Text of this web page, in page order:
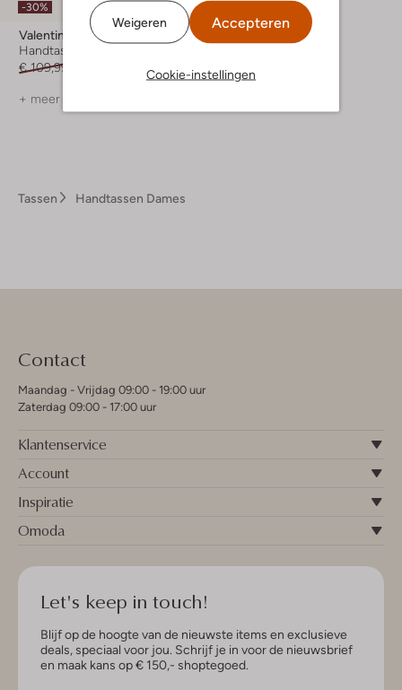
Weigeren Accepteren
Cookie-instellingen
-30%
Valentino Bags
Handtas
€ 109,99
+ meer kleuren
Tassen Handtassen Dames
Contact
Maandag - Vrijdag 09:00 - 19:00 uur
Zaterdag 09:00 - 17:00 uur
Klantenservice
Account
Inspiratie
Omoda
Let's keep in touch!
Blijf op de hoogte van de nieuwste items en exclusieve
deals, speciaal voor jou. Schrijf je in voor de nieuwsbrief
en maak kans op € 150,- shoptegoed.